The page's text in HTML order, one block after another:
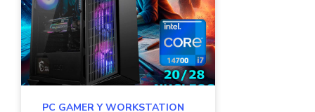
PC GAMER Y WORKSTATION